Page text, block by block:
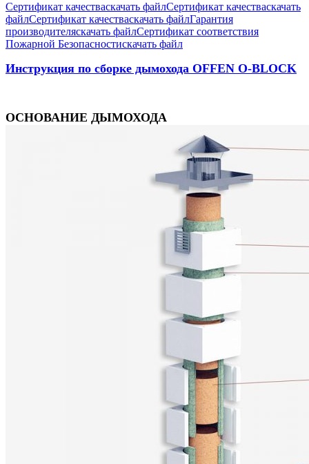
Сертификат качестваскачать файлСертификат качестваскачать
файлСертификат качестваскачать файлГарантия
производителяскачать файлСертификат соответствия
Пожарной Безопасностискачать файл
Инструкция по сборке дымохода OFFEN O-BLOCK
ОСНОВАНИЕ ДЫМОХОДА